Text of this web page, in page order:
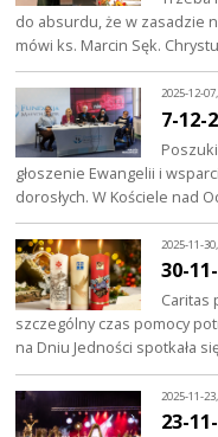
do absurdu, że w zasadzie
mówi ks. Marcin Sęk.
2025-12-
7-12-
głoszenie Ewangelii i
dorosłych. W Kościele nad
2025-11-
30-
Caritas
szczególny czas pomocy
na Dniu Jedności spotkała
2025-11-
23-